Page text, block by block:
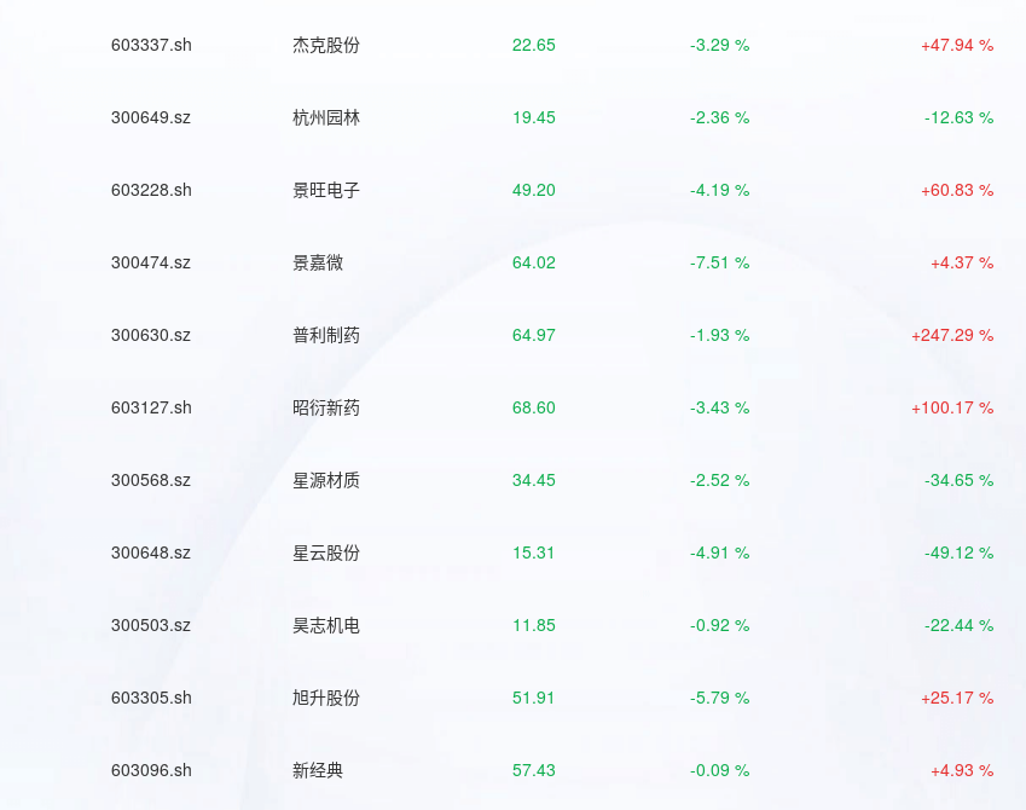
603337.sh 杰克股份 22.65 -3.29 % +47.94 %
300649.sz 杭州园林 19.45 -2.36 % -12.63 %
603228.sh 景旺电子 49.20 -4.19 % +60.83 %
300474.sz 景嘉微 64.02 -7.51 % +4.37 %
300630.sz 普利制药 64.97 -1.93 % +247.29 %
603127.sh 昭衍新药 68.60 -3.43 % +100.17 %
300568.sz 星源材质 34.45 -2.52 % -34.65 %
300648.sz 星云股份 15.31 -4.91 % -49.12 %
300503.sz 昊志机电 11.85 -0.92 % -22.44 %
603305.sh 旭升股份 51.91 -5.79 % +25.17 %
603096.sh 新经典 57.43 -0.09 % +4.93 %